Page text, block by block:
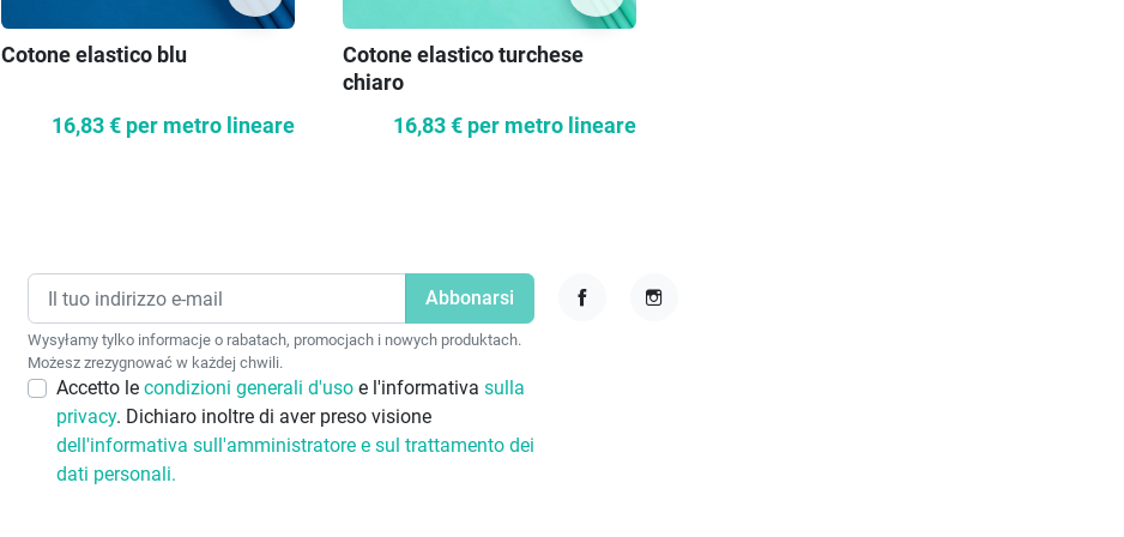
Cotone elastico blu
16,83 € per metro lineare
Cotone elastico turchese
chiaro
16,83 € per metro lineare
Wysyłamy tylko informacje o rabatach, promocjach i nowych produktach.
Możesz zrezygnować w każdej chwili.
Accetto le condizioni generali d'uso e l'informativa sulla
privacy. Dichiaro inoltre di aver preso visione
dell'informativa sull'amministratore e sul trattamento dei
dati personali.